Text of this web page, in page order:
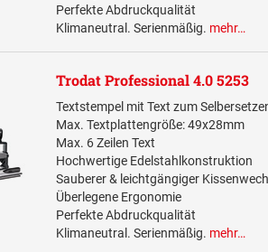
Perfekte Abdruckqualität
Klimaneutral. Serienmäßig. mehr…
Trodat Professional 4.0 5253
Textstempel mit Text zum
Max. Textplattengröße: 49x28mm
Max. 6 Zeilen Text
Hochwertige Edelstahlkonstruktion
Sauberer & leichtgängiger
Überlegene Ergonomie
Perfekte Abdruckqualität
Klimaneutral. Serienmäßig. mehr…